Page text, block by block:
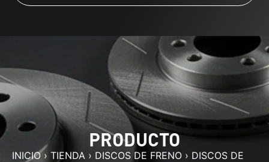
PRODUCTO
INICIO› TIENDA › DISCOS DE FRENO › DISCOS DE